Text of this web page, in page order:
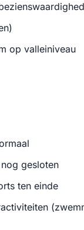
op valleiniveau
gesloten
ten einde